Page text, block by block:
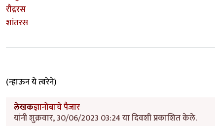
रौद्ररस
शांतरस
(न्हाऊन ये त्वरेने)
लेखकज्ञानोबाचे पैजार
यांनी शुक्रवार, 30/06/2023 03:24 या दिवशी प्रकाशित केले.